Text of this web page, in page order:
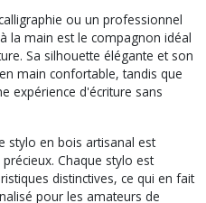
ou un professionnel
la main est le compagnon idéal
Sa silhouette élégante et son
main confortable, tandis que
expérience d'écriture sans
stylo en bois artisanal est
Chaque stylo est
distinctives, ce qui en fait
pour les amateurs de